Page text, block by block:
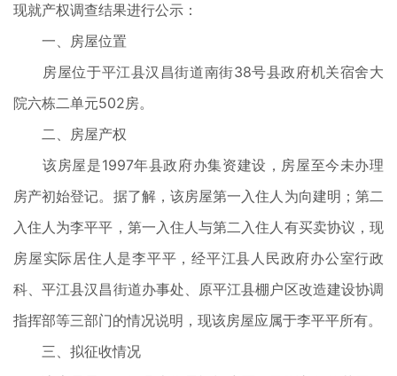
现就产权调查结果进行公示：
一、房屋位置
房屋位于平江县汉昌街道南街38号县政府机关宿舍大
院六栋二单元502房。
二、房屋产权
该房屋是1997年县政府办集资建设，房屋至今未办理
房产初始登记。据了解，该房屋第一入住人为向建明；第二
入住人为李平平，第一入住人与第二入住人有买卖协议，现
房屋实际居住人是李平平，经平江县人民政府办公室行政
科、平江县汉昌街道办事处、原平江县棚户区改造建设协调
指挥部等三部门的情况说明，现该房屋应属于李平平所有。
三、拟征收情况